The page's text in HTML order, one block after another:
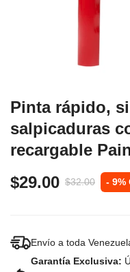
Pinta rápido,
salpicaduras
recargable
$29.00 $32.00 - 9%
Envío a toda
Garantía Exclusiva: